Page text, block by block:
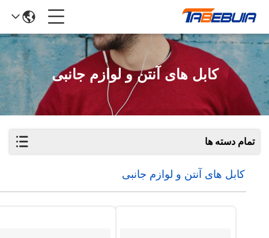
کابل های آنتن و لوازم جانبی
تمام دسته ها
کابل های آنتن و لوازم جانبی